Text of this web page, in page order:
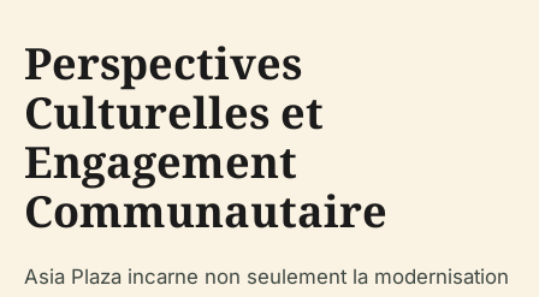
Perspectives
Culturelles et
Engagement
Communautaire
Asia Plaza incarne non seulement la modernisation